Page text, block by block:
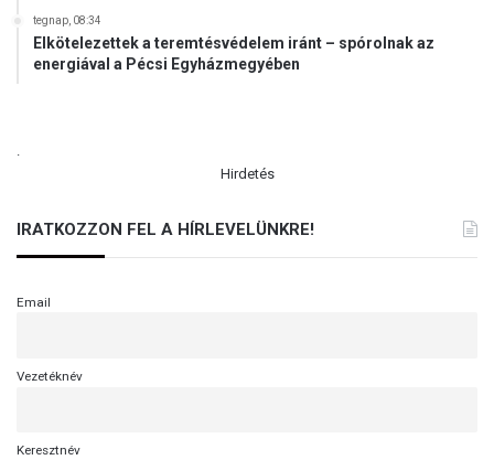
tegnap, 08:34
Elkötelezettek a teremtésvédelem iránt – spórolnak az
energiával a Pécsi Egyházmegyében
Hirdetés
IRATKOZZON FEL A HÍRLEVELÜNKRE!
Email
Vezetéknév
Keresztnév